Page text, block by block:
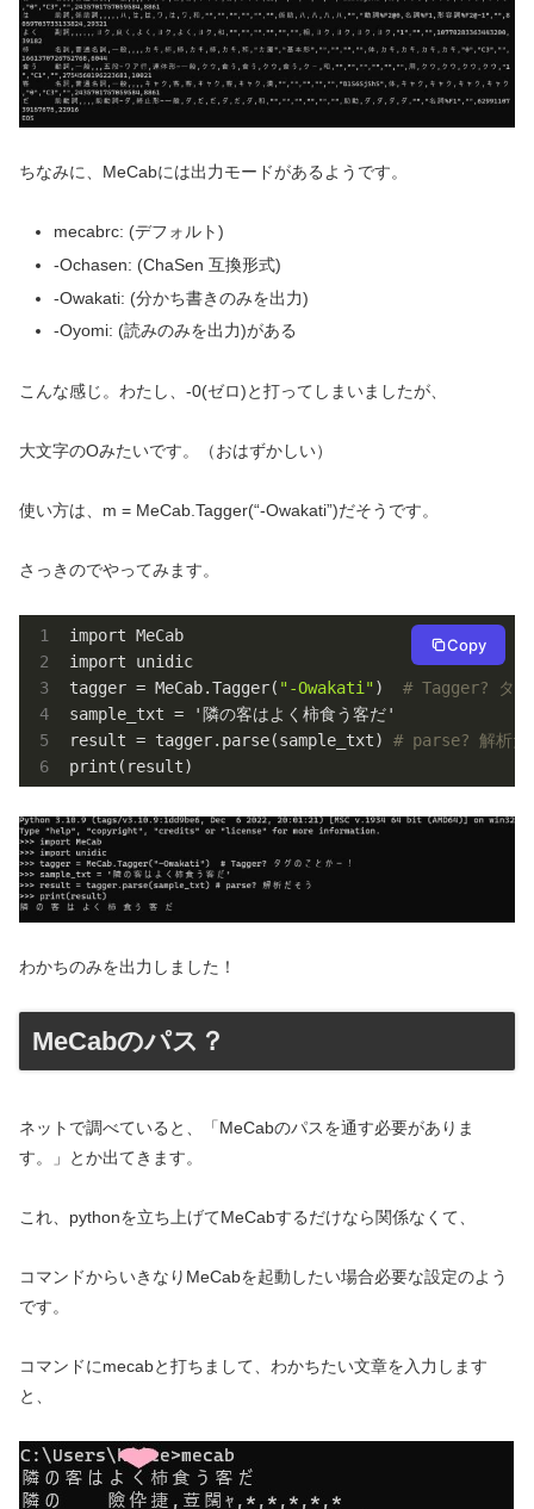
ちなみに、MeCabには出力モードがあるようです。
mecabrc: (デフォルト)
-Ochasen: (ChaSen 互換形式)
-Owakati: (分かち書きのみを出力)
-Oyomi: (読みのみを出力)がある
こんな感じ。わたし、-0(ゼロ)と打ってしまいましたが、
大文字のOみたいです。（おはずかしい）
使い方は、m = MeCab.Tagger(“-Owakati”)だそうです。
さっきのでやってみます。
import MeCab
import unidic
tagger = MeCab.Tagger( "-Owakati") # Tagger? タグ
sample_txt = '隣の客はよく柿食う客だ'
result = tagger.parse(sample_txt) # parse? 解析だ
print(result)
Copy
わかちのみを出力しました！
MeCabのパス？
ネットで調べていると、「MeCabのパスを通す必要がありま
す。」とか出てきます。
これ、pythonを立ち上げてMeCabするだけなら関係なくて、
コマンドからいきなりMeCabを起動したい場合必要な設定のよう
です。
コマンドにmecabと打ちまして、わかちたい文章を入力します
と、